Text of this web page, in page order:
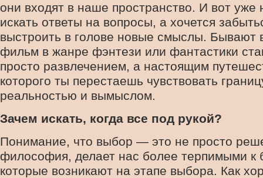
они входят в наше пространство. И вот уже
искать ответы на вопросы, а хочется
выстроить в голове новые смыслы. Бывают
фильм в жанре фэнтези или фантастики
просто развлечением, а настоящим
которого ты перестаешь чувствовать
реальностью и вымыслом.
Зачем искать, когда все под рукой?
Понимание, что выбор — это не просто
философия, делает нас более терпимыми к
которые возникают на этапе выбора. Как